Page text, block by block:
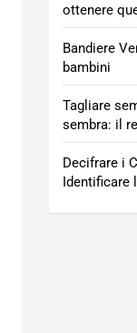
ottenere
Bandiere
bambini
Tagliare
sembra: il
Decifrare i
Identificare